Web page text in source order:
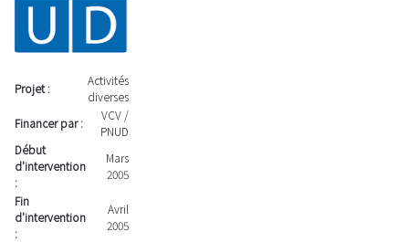
Projet :
Activités
diverses
Financer par :
VCV /
PNUD
Début
d'intervention
:
Mars
2005
Fin
d'intervention
:
Avril
2005